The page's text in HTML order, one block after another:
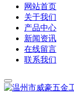
网站首页
关于我们
产品中心
新闻资讯
在线留言
联系我们